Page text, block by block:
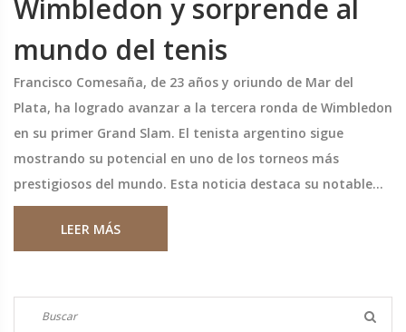
Wimbledon y sorprende al
mundo del tenis
Francisco Comesaña, de 23 años y oriundo de Mar del
Plata, ha logrado avanzar a la tercera ronda de Wimbledon
en su primer Grand Slam. El tenista argentino sigue
mostrando su potencial en uno de los torneos más
prestigiosos del mundo. Esta noticia destaca su notable
desempeño en la competición.
LEER MÁS